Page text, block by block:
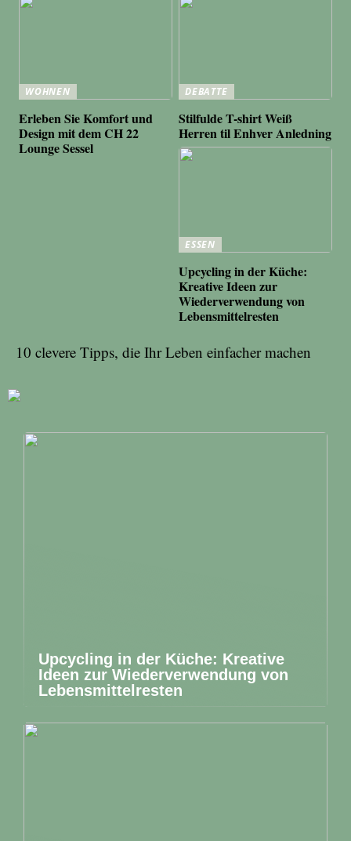
WOHNEN
Erleben Sie Komfort und
Design mit dem CH 22
Lounge Sessel
DEBATTE
Stilfulde T-shirt Weiß
Herren til Enhver Anledning
ESSEN
Upcycling in der Küche:
Kreative Ideen zur
Wiederverwendung von
Lebensmittelresten
10 clevere Tipps, die Ihr Leben einfacher machen
Upcycling in der Küche: Kreative
Ideen zur Wiederverwendung von
Lebensmittelresten